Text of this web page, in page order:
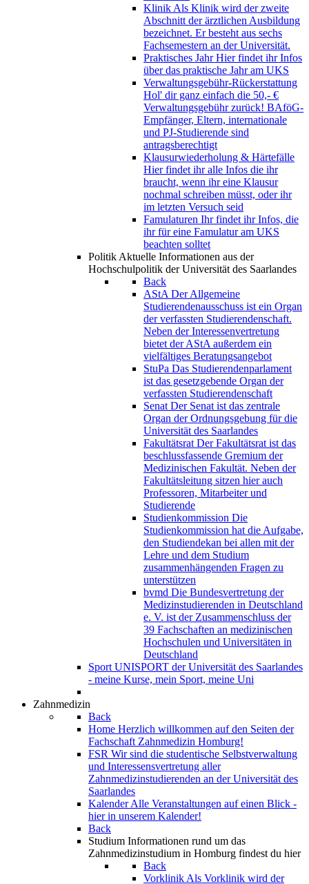
KlinikAls Klinik wird der zweite
Abschnitt der ärztlichen Ausbildung
bezeichnet. Er besteht aus sechs
Fachsemestern an der Universität.
Praktisches Jahr Hier findet ihr Infos
über das praktische Jahr am UKS
Verwaltungsgebühr-Rückerstattung
Hol' dir ganz einfach die 50,- €
Verwaltungsgebühr zurück! BAföG-
Empfänger, Eltern, internationale
und PJ-Studierende sind
antragsberechtigt
Klausurwiederholung & Härtefälle
Hier findet ihr alle Infos die ihr
braucht, wenn ihr eine Klausur
nochmal schreiben müsst, oder ihr
im letzten Versuch seid
Famulaturen Ihr findet ihr Infos, die
ihr für eine Famulatur am UKS
beachten solltet
PolitikAktuelle Informationen aus der
Hochschulpolitik der Universität des Saarlandes
Back
AStA Der Allgemeine
Studierendenausschuss ist ein Organ
der verfassten Studierendenschaft.
Neben der Interessenvertretung
bietet der AStA außerdem ein
vielfältiges Beratungsangebot
StuPa Das Studierendenparlament
ist das gesetzgebende Organ der
verfassten Studierendenschaft
Senat Der Senat ist das zentrale
Organ der Ordnungsgebung für die
Universität des Saarlandes
Fakultätsrat Der Fakultätsrat ist das
beschlussfassende Gremium der
Medizinischen Fakultät. Neben der
Fakultätsleitung sitzen hier auch
Professoren, Mitarbeiter und
Studierende
Studienkommission Die
Studienkommission hat die Aufgabe,
den Studiendekan bei allen mit der
Lehre und dem Studium
zusammenhängenden Fragen zu
unterstützen
bvmd Die Bundesvertretung der
Medizinstudierenden in Deutschland
e. V. ist der Zusammenschluss der
39 Fachschaften an medizinischen
Hochschulen und Universitäten in
Deutschland
Sport UNISPORT der Universität des Saarlandes
- meine Kurse, mein Sport, meine Uni
Zahnmedizin
Back
Home Herzlich willkommen auf den Seiten der
Fachschaft Zahnmedizin Homburg!
FSR Wir sind die studentische Selbstverwaltung
und Interessensvertretung aller
Zahnmedizinstudierenden an der Universität des
Saarlandes
KalenderAlle Veranstaltungen auf einen Blick -
hier in unserem Kalender!
Back
Studium Informationen rund um das
Zahnmedizinstudium in Homburg findest du hier
Back
VorklinikAls Vorklinik wird der